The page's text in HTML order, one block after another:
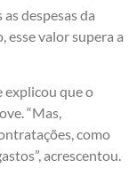
despesas da
esse valor supera a
explicou que o
“Mas,
como
acrescentou.